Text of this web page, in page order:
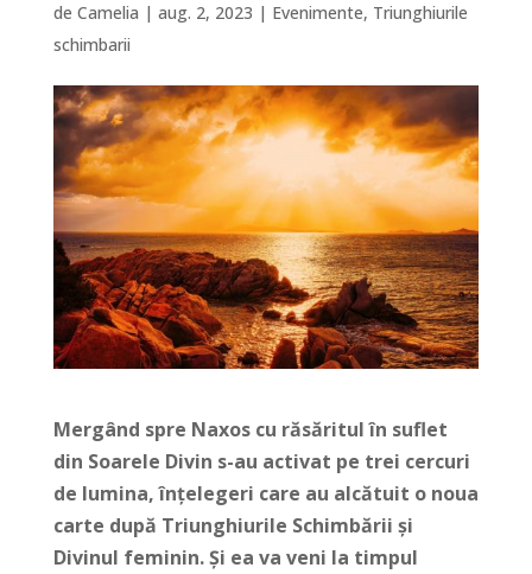
de Camelia | aug. 2, 2023 | Evenimente, Triunghiurile
schimbarii
Mergând spre Naxos cu răsăritul în suflet
din Soarele Divin s-au activat pe trei cercuri
de lumina, înțelegeri care au alcătuit o noua
carte după Triunghiurile Schimbării și
Divinul feminin. Și ea va veni la timpul